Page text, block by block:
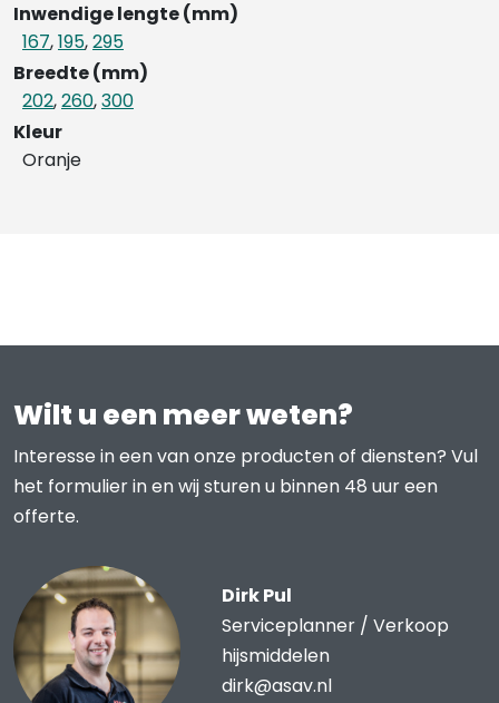
Inwendige lengte (mm)
167,195,295
Breedte (mm)
202,260,300
Kleur
Oranje
Wilt u een meer weten?
Interesse in een van onze producten of diensten? Vul
het formulier in en wij sturen u binnen 48 uur een
offerte.
Dirk Pul
Serviceplanner / Verkoop
hijsmiddelen
dirk@asav.nl